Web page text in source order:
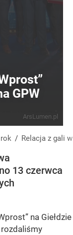
GPW
ArsLumen.pl
rok / Relacja z gali
13 czerwca
na Giełdzie